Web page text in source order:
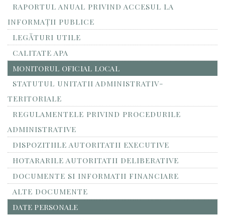
RAPORTUL ANUAL PRIVIND ACCESUL LA
INFORMAŢII PUBLICE
LEGĂTURI UTILE
CALITATE APA
MONITORUL OFICIAL LOCAL
STATUTUL UNITATII ADMINISTRATIV-
TERITORIALE
REGULAMENTELE PRIVIND PROCEDURILE
ADMINISTRATIVE
DISPOZITIILE AUTORITATII EXECUTIVE
HOTARARILE AUTORITATII DELIBERATIVE
DOCUMENTE SI INFORMATII FINANCIARE
ALTE DOCUMENTE
DATE PERSONALE